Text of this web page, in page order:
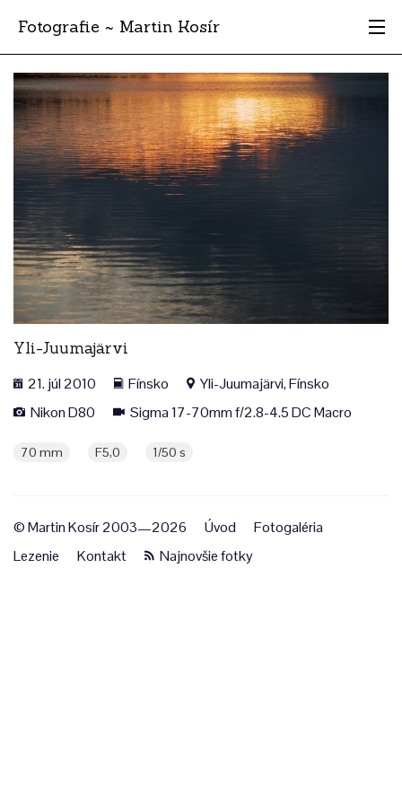
Fotografie ~ Martin Kosír
Moje obľúbené
Albumy
Miesta
Archív
Vyhľadávanie
Yli-Juumajärvi
21. júl 2010 Fínsko
Yli-Juumajärvi, Fínsko
Nikon D80
Sigma 17-70mm f/2.8-4.5 DC Macro
70 mm F5,0 1/50 s
© Martin Kosír 2003—2026 Úvod
Fotogaléria
Lezenie
Kontakt Najnovšie fotky